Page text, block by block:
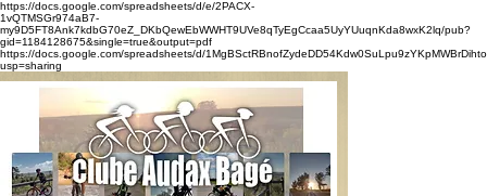
https://docs.google.com/spreadsheets/d/e/2PACX-
1vQTMSGr974aB7-
my9D5FT8Ank7kdbG70eZ_DKbQewEbWWHT9UVe8qTyEgCcaa5UyYUuqnKda8wxK2lq/pub?
gid=1184128675&single=true&output=pdf
https://docs.google.com/spreadsheets/d/
usp=sharing